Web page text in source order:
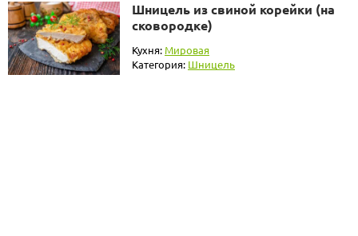
Шницель из свиной корейки (на
сковородке)
Кухня: Мировая
Категория: Шницель